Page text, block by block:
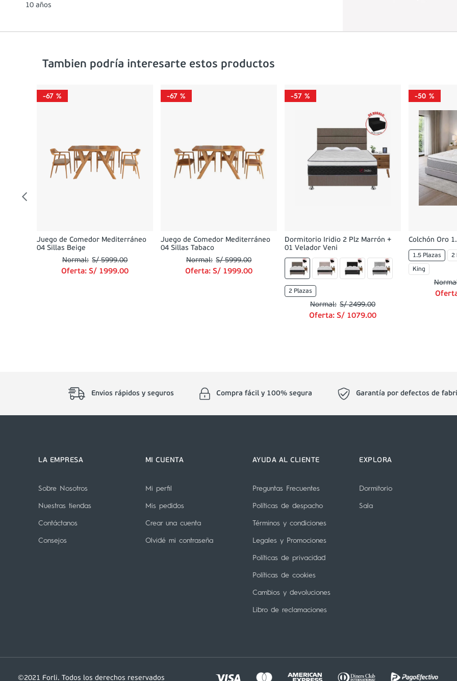
10 años
Tambien podría interesarte estos productos
-67 %
Juego de Comedor Mediterráneo
04 Sillas Beige
S/ 5999.00
Oferta:S/ 1999.00
-67 %
Juego de Comedor Mediterráneo
04 Sillas Tabaco
S/ 5999.00
Oferta:S/ 1999.00
-57 %
Dormitorio Iridio 2 Plz Marrón +
01 Velador Veni
2 Plazas
S/ 2499.00
Oferta: S/ 1079.00
-50 %
Colchón Oro
1.5 Plazas 2
King
Envios rápidos y seguros Compra fácil y 100% segura Garantía por defectos de
LA EMPRESA
Sobre Nosotros
Nuestras tiendas
Contáctanos
Consejos
MI CUENTA
Mi perfil
Mis pedidos
Crear una cuenta
Olvidé mi contraseña
AYUDA AL CLIENTE
Preguntas Frecuentes
Políticas de despacho
Términos y condiciones
Legales y Promociones
Políticas de privacidad
Políticas de cookies
Cambios y devoluciones
Libro de reclamaciones
EXPLORA
Dormitorio
Sala
©2021 Forli. Todos los derechos reservados